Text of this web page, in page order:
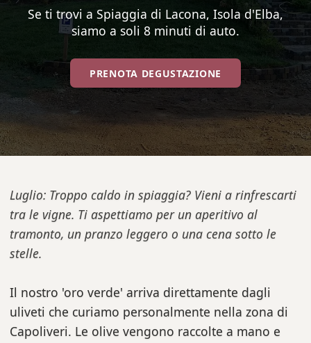
Se ti trovi a Spiaggia di Lacona, Isola d'Elba,
siamo a soli 8 minuti di auto.
PRENOTA DEGUSTAZIONE
Luglio: Troppo caldo in spiaggia? Vieni a rinfrescarti
tra le vigne. Ti aspettiamo per un aperitivo al
tramonto, un pranzo leggero o una cena sotto le
stelle.
Il nostro 'oro verde' arriva direttamente dagli
uliveti che curiamo personalmente nella zona di
Capoliveri. Le olive vengono raccolte a mano e